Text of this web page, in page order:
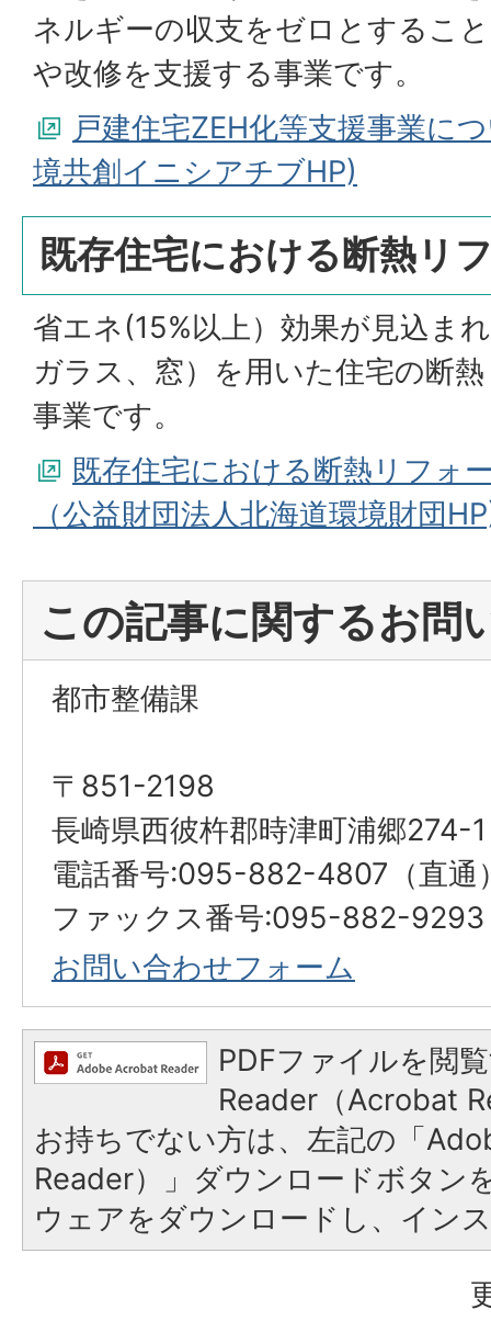
ネルギーの収支をゼロとするこ
や改修を支援する事業です。
戸建住宅ZEH化等支援事業に
境共創イニシアチブHP)
既存住宅における断熱リ
省エネ(15%以上）効果が見込ま
ガラス、窓）を用いた住宅の断
事業です。
既存住宅における断熱リフォ
（公益財団法人北海道環境財団
この記事に関するお問
都市整備課
〒851-2198
長崎県西彼杵郡時津町浦郷274-1
電話番号:095-882-4807（直通
ファックス番号:095-882-9293
お問い合わせフォーム
PDFファイルを閲
Reader（Acrobat
お持ちでない方は、左記の「
Reader）」ダウンロードボタン
ウェアをダウンロードし、イン